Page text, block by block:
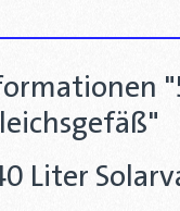
"5
Liter